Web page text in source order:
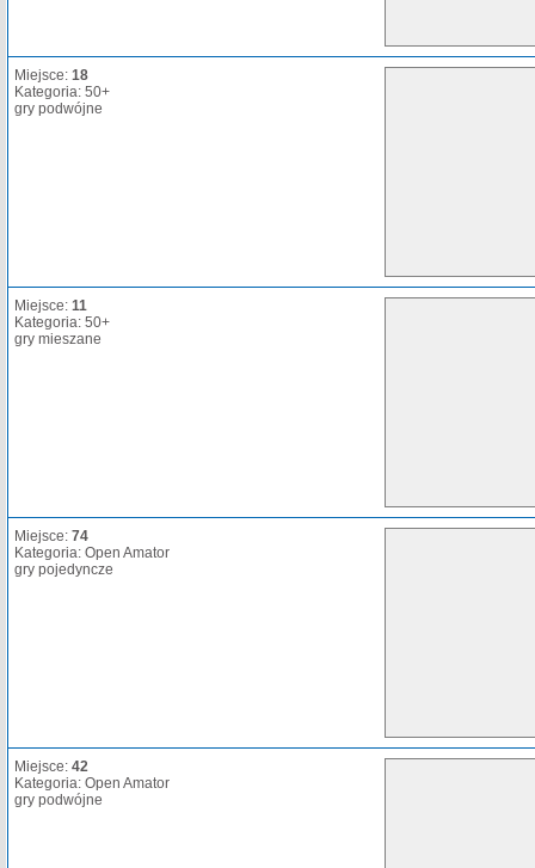
Miejsce: 18
Kategoria: 50+
gry podwójne
Miejsce: 11
Kategoria: 50+
gry mieszane
Miejsce: 74
Kategoria: Open Amator
gry pojedyncze
Miejsce: 42
Kategoria: Open Amator
gry podwójne